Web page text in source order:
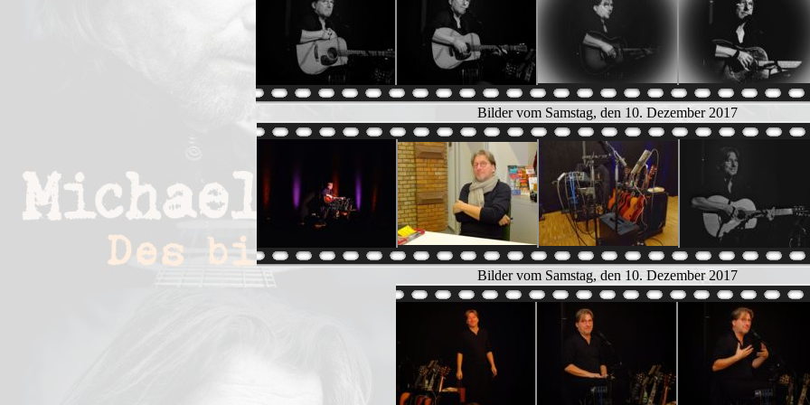
Bilder vom Samstag, den 10. Dezember 2017
Bilder vom Samstag, den 10. Dezember 2017